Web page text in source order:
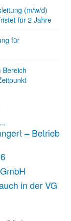
(m/w/d)
für 2 Jahre
für
Bereich
– Betrieb
in der VG